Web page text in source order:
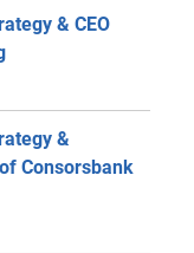
& CEO
&
Consorsbank